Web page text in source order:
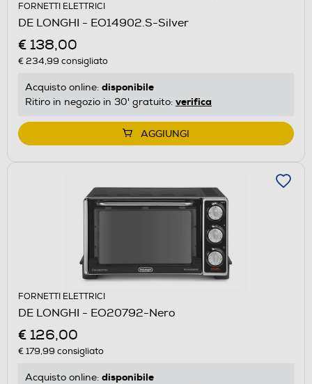
FORNETTI ELETTRICI
DE LONGHI - EO14902.S-Silver
€ 138,00
€ 234,99 consigliato
Acquisto online: disponibile
Ritiro in negozio in 30' gratuito: verifica
AGGIUNGI
FORNETTI ELETTRICI
DE LONGHI - EO20792-Nero
€ 126,00
€ 179,99 consigliato
Acquisto online: disponibile